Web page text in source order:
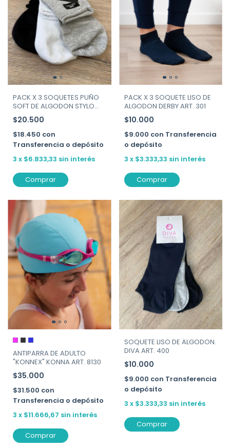
PACK X 3 SOQUETES PUÑO
SOFT DE ALGODON STYLO
ART.171
$20.500
$18.450 con
Transferencia o depósito
3 x $6.833,33 sin interés
Comprar
PACK X 3 SOQUETE LISO DE
ALGODON DERBY ART. 301
$10.000
$9.000 con Transferencia
o depósito
3 x $3.333,33 sin interés
Comprar
ANTIPARRA DE ADULTO
"KONNEX" KONNA ART. 8130
$35.000
$31.500 con
Transferencia o depósito
3 x $11.666,67 sin interés
Comprar
SOQUETE LISO DE ALGODON.
DIVA ART. 400
$10.000
$9.000 con Transferencia
o depósito
3 x $3.333,33 sin interés
Comprar